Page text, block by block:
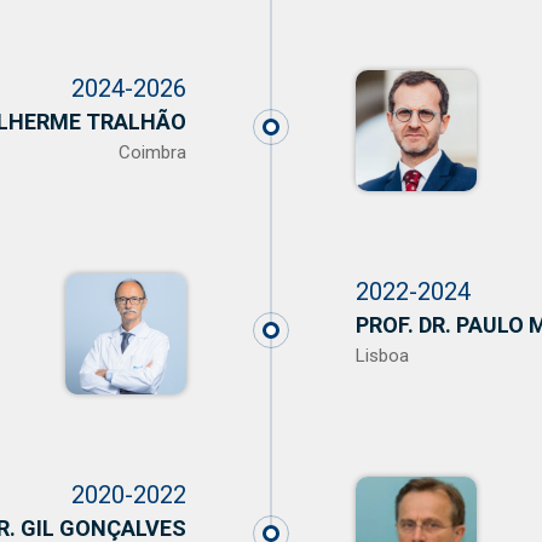
2024-2026
TRALHÃO
Coimbra
2022-2024
PROF. DR. PAULO
Lisboa
2020-2022
GIL GONÇALVES